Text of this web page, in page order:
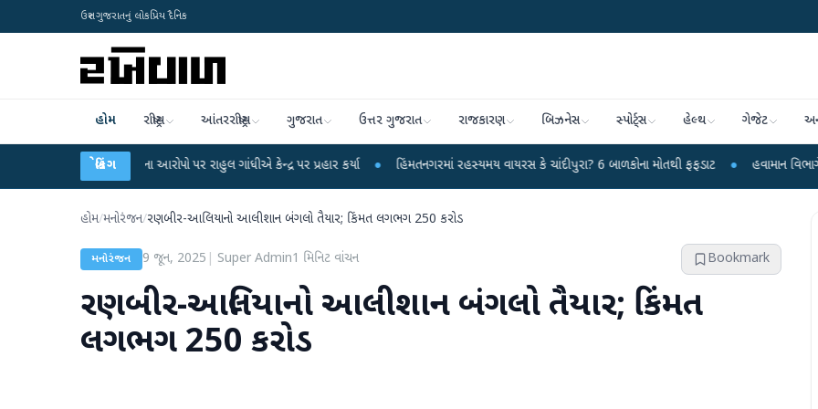
ઉત્તર ગુજરાતનું લોકપ્રિય દૈનિક
હોમ રાષ્ટ્રીય આંતરરાષ્ટ્રીય ગુજરાત ઉત્તર ગુજરાત રાજકારણ બિઝનેસ સ્પોર્ટ્સ હેલ્થ ગેજેટ
બ્રેકિંગ
પરીક્ષા લીકના આરોપો પર રાહુલ ગાંધીએ કેન્દ્ર પર પ્રહાર કર્યા ● હિંમતનગરમાં રહસ્યમય વાયરસ કે ચાંદીપુરા? 6 બાળકોના મોતથી ફફડાટ ● હવામાન વિભાગે 18 રાજ્યો
હોમ/મનોરંજન/રણબીર-આલિયાનો આલીશાન બંગલો તૈયાર; કિંમત લગભગ 250 કરોડ
મનોરંજન 9 જૂન, 2025 Super Admin1 મિનિટ વાંચન Bookmark
રણબીર-આલિયાનો આલીશાન બંગલો તૈયાર; કિંમત
લગભગ 250 કરોડ